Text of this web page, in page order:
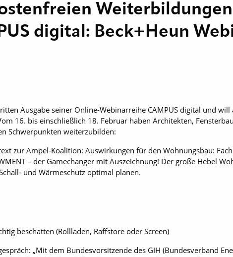
digital: Beck+Heun
Ausgabe seiner Online-Webinarreihe CAMPUS digital und will
16. bis einschließlich 18. Februar haben Architekten,
Schwerpunkten weiterzubilden:
zur Ampel-Koalition: Auswirkungen für den Wohnungsbau:
– der Gamechanger mit Auszeichnung! Der große Hebel
und Wärmeschutz optimal planen.
beschatten (Rollladen, Raffstore oder Screen)
„Mit dem Bundesvorsitzende des GIH (Bundesverband